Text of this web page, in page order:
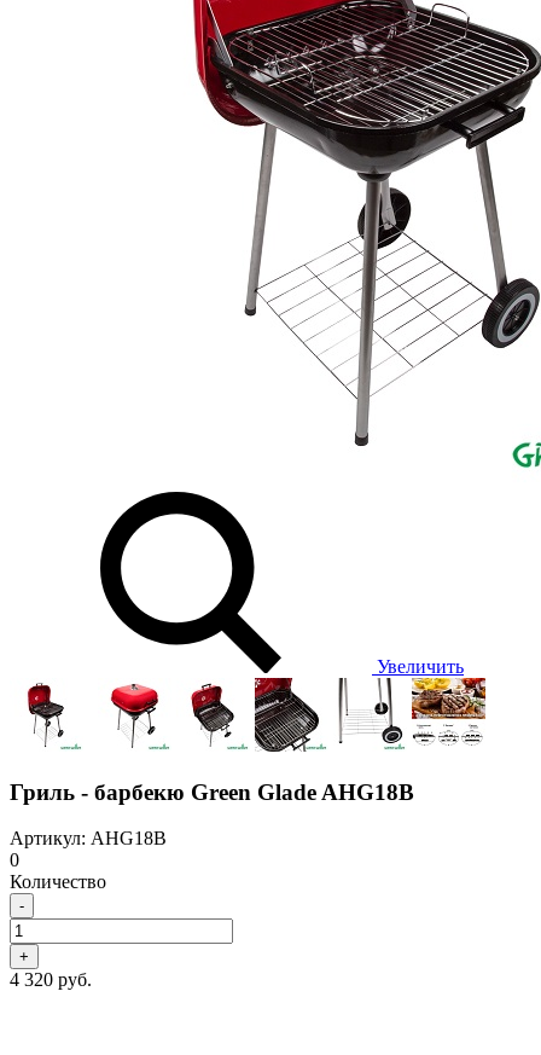
Увеличить
Гриль - барбекю Green Glade AHG18B
Артикул: AHG18B
0
Количество
-
+
4 320 руб.